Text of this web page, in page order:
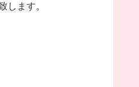
します。